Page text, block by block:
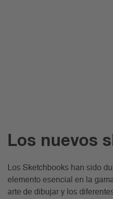
Los nuevos
Los Sketchbooks han sido
elemento esencial en la
arte de dibujar y los